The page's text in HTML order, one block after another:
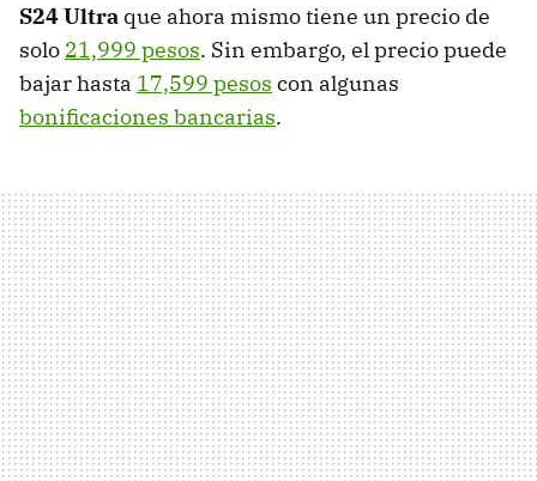
S24 Ultra que ahora mismo tiene un precio de
solo 21,999 pesos. Sin embargo, el precio puede
bajar hasta 17,599 pesos con algunas
bonificaciones bancarias.